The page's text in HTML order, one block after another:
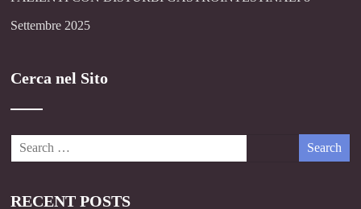
Settembre 2025
Cerca nel Sito
RECENT POSTS